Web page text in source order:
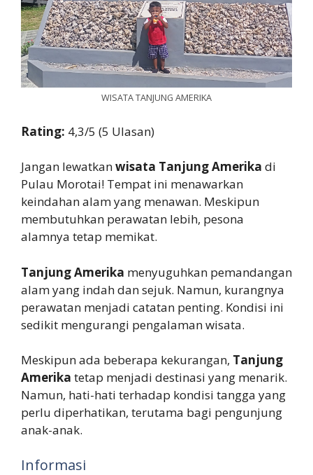
WISATA TANJUNG AMERIKA
Rating: 4,3/5 (5 Ulasan)
Jangan lewatkanwisata Tanjung Amerika di
Pulau Morotai! Tempat ini menawarkan
keindahan alam yang menawan. Meskipun
membutuhkan perawatan lebih, pesona
alamnya tetap memikat.
Tanjung Amerika menyuguhkan pemandangan
alam yang indah dan sejuk. Namun, kurangnya
perawatan menjadi catatan penting. Kondisi ini
sedikit mengurangi pengalaman wisata.
Meskipun ada beberapa kekurangan, Tanjung
Amerika tetap menjadi destinasi yang menarik.
Namun, hati-hati terhadap kondisi tangga yang
perlu diperhatikan, terutama bagi pengunjung
anak-anak.
Informasi